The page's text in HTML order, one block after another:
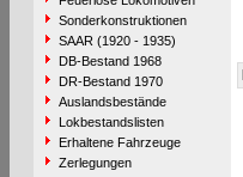
Sonderkonstruktionen
SAAR (1920 - 1935)
DB-Bestand 1968
DR-Bestand 1970
Auslandsbestände
Lokbestandslisten
Erhaltene Fahrzeuge
Zerlegungen